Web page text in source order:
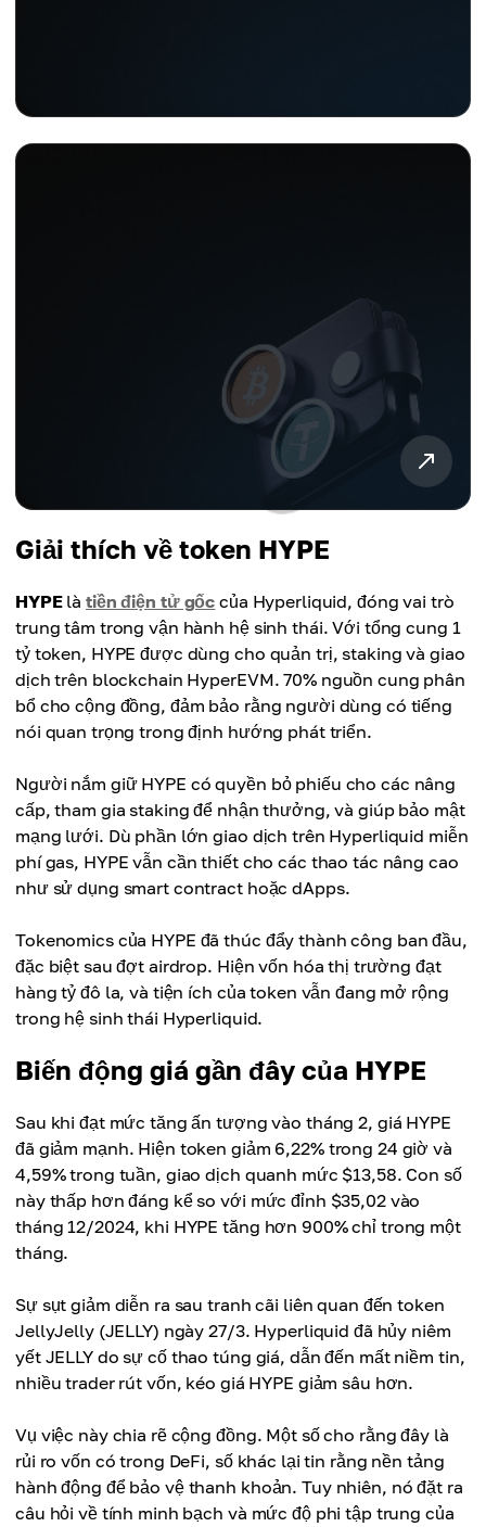
Giải thích về token HYPE
HYPElàtiền điện tử gốc của Hyperliquid, đóng vai trò
trung tâm trong vận hành hệ sinh thái. Với tổng cung 1
tỷ token, HYPE được dùng cho quản trị, staking và giao
dịch trên blockchain HyperEVM. 70% nguồn cung phân
bổ cho cộng đồng, đảm bảo rằng người dùng có tiếng
nói quan trọng trong định hướng phát triển.
Người nắm giữ HYPE có quyền bỏ phiếu cho các nâng
cấp, tham gia staking để nhận thưởng, và giúp bảo mật
mạng lưới. Dù phần lớn giao dịch trên Hyperliquid miễn
phí gas, HYPE vẫn cần thiết cho các thao tác nâng cao
như sử dụng smart contract hoặc dApps.
Tokenomics của HYPE đã thúc đẩy thành công ban đầu,
đặc biệt sau đợt airdrop. Hiện vốn hóa thị trường đạt
hàng tỷ đô la, và tiện ích của token vẫn đang mở rộng
trong hệ sinh thái Hyperliquid.
Biến động giá gần đây của HYPE
Sau khi đạt mức tăng ấn tượng vào tháng 2, giá HYPE
đã giảm mạnh. Hiện token giảm 6,22% trong 24 giờ và
4,59% trong tuần, giao dịch quanh mức $13,58. Con số
này thấp hơn đáng kể so với mức đỉnh $35,02 vào
tháng 12/2024, khi HYPE tăng hơn 900% chỉ trong một
tháng.
Sự sụt giảm diễn ra sau tranh cãi liên quan đến token
JellyJelly (JELLY) ngày 27/3. Hyperliquid đã hủy niêm
yết JELLY do sự cố thao túng giá, dẫn đến mất niềm tin,
nhiều trader rút vốn, kéo giá HYPE giảm sâu hơn.
Vụ việc này chia rẽ cộng đồng. Một số cho rằng đây là
rủi ro vốn có trong DeFi, số khác lại tin rằng nền tảng
hành động để bảo vệ thanh khoản. Tuy nhiên, nó đặt ra
câu hỏi về tính minh bạch và mức độ phi tập trung của